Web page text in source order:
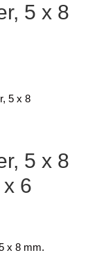
5 x 8
5 x 8
6